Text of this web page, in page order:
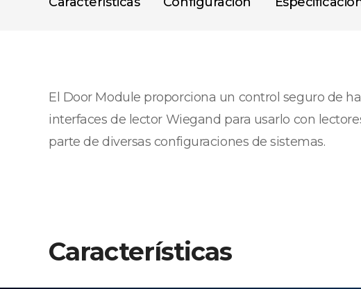
El Door Module proporciona un control seguro de
interfaces de lector Wiegand para usarlo con
parte de diversas configuraciones de sistemas.
Características